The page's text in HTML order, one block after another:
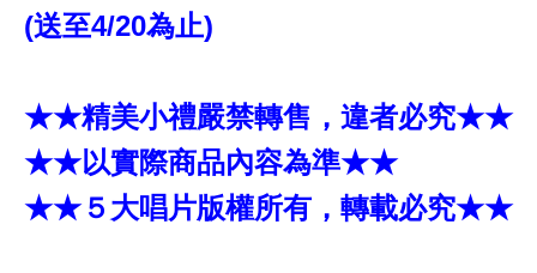
(送至4/20為止)
★★精美小禮嚴禁轉售，違者必究★★
★★以實際商品內容為準★★
★★５大唱片版權所有，轉載必究★★